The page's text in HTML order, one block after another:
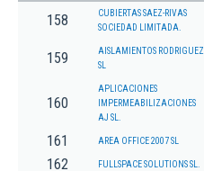
158
CUBIERTAS SAEZ-RIVAS
SOCIEDAD LIMITADA.
159
AISLAMIENTOS RODRIGUEZ
SL
160
APLICACIONES
IMPERMEABILIZACIONES
AJ SL.
161 AREA OFFICE 2007 SL
162 FULLSPACE SOLUTIONS SL.